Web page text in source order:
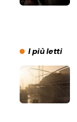
I più letti